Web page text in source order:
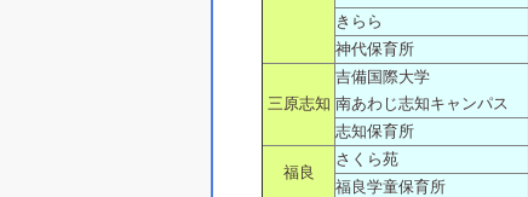
きらら
神代保育所
三原志知
吉備国際大学
南あわじ志知キャンパス
志知保育所
福良
さくら苑
福良学童保育所